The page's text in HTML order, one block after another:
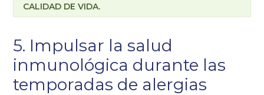
CALIDAD DE VIDA.
5. Impulsar la salud
inmunológica durante las
temporadas de alergias